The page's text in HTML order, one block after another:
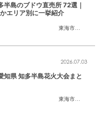
東海市
,大府市
半島のブドウ直売所 72選｜
エリア別に一挙紹介
東海市
,大府市
2026.07.03
県 知多半島花火大会まと